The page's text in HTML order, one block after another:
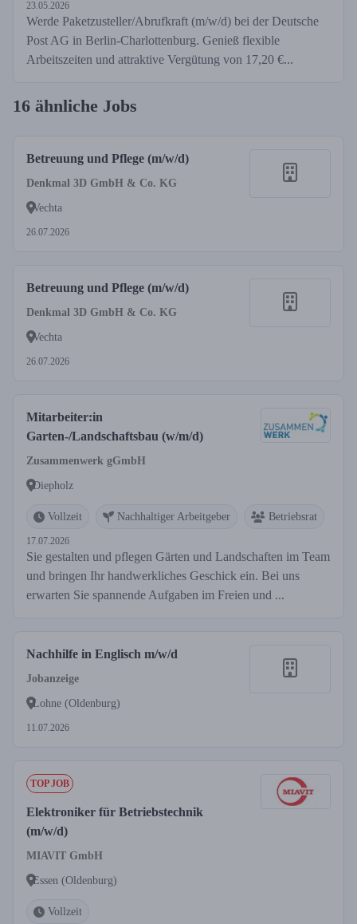
23.05.2026
Werde Paketzusteller/Abrufkraft (m/w/d) bei der Deutsche
Post AG in Berlin-Charlottenburg. Genieß flexible
Arbeitszeiten und attraktive Vergütung von 17,20 €...
16 ähnliche Jobs
Betreuung und Pflege (m/w/d)
Denkmal 3D GmbH & Co. KG
Vechta
26.07.2026
Betreuung und Pflege (m/w/d)
Denkmal 3D GmbH & Co. KG
Vechta
26.07.2026
Mitarbeiter:in
Garten-/Landschaftsbau (w/m/d)
Zusammenwerk gGmbH
Diepholz
Vollzeit Nachhaltiger Arbeitgeber Betriebsrat
17.07.2026
Sie gestalten und pflegen Gärten und Landschaften im Team
und bringen Ihr handwerkliches Geschick ein. Bei uns
erwarten Sie spannende Aufgaben im Freien und ...
Nachhilfe in Englisch m/w/d
Jobanzeige
Lohne (Oldenburg)
11.07.2026
TOP JOB
Elektroniker für Betriebstechnik
(m/w/d)
MIAVIT GmbH
Essen (Oldenburg)
Vollzeit